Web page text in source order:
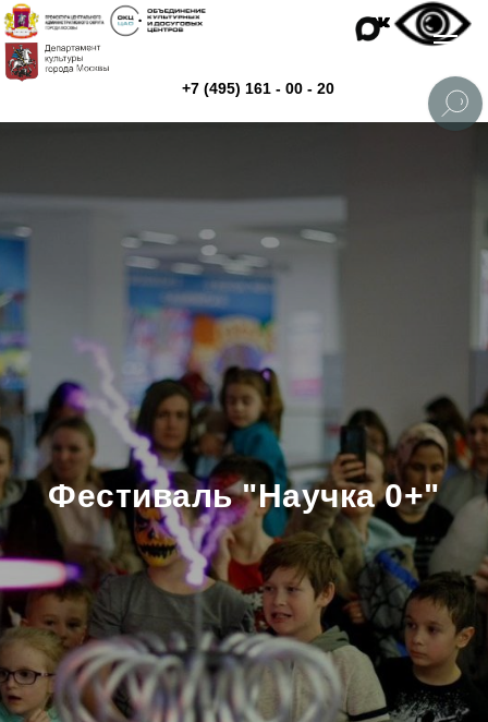
Фестиваль"Научка 0+"